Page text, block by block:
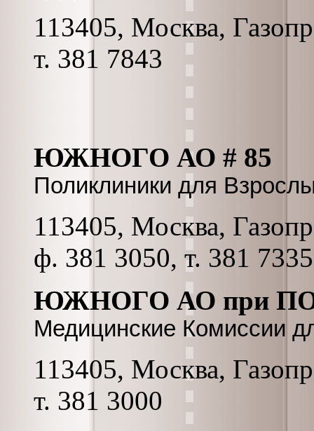
113405, Москва,
т. 381 7843
ЮЖНОГО АО # 85
Поликлиники для
113405, Москва,
ф. 381 3050, т. 381 7335
ЮЖНОГО АО при
Медицинские Комиссии
113405, Москва,
т. 381 3000